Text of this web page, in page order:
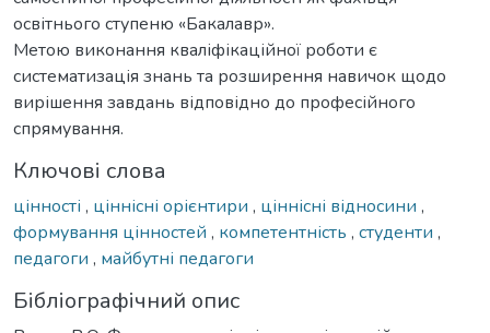
освітнього ступеню «Бакалавр».
Метою виконання кваліфікаційної роботи є
систематизація знань та розширення навичок щодо
вирішення завдань відповідно до професійного
спрямування.
Ключові слова
цінності , ціннісні орієнтири , ціннісні відносини ,
формування цінностей , компетентність , студенти ,
педагоги , майбутні педагоги
Бібліографічний опис